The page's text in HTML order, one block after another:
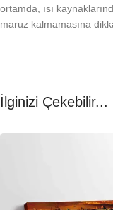
ortamda, ısı
maruz kalmamasına
İlginizi Çekebilir...